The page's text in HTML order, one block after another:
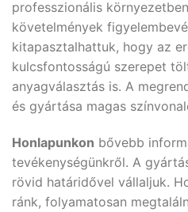
professzionális
követelmények
kitapasztalhattuk, hogy az
kulcsfontosságú szerepet
anyagválasztás is. A
és gyártása magas
Honlapunkon bővebb
tevékenységünkről. A
rövid határidővel vállaljuk.
ránk, folyamatosan